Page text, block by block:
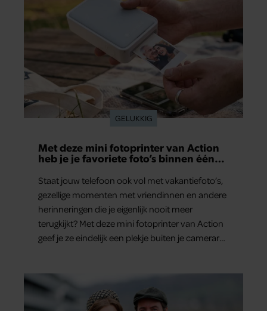
GELUKKIG
Met deze mini fotoprinter van Action
heb je je favoriete foto’s binnen één
Staat jouw telefoon ook vol met vakantiefoto’s,
gezellige momenten met vriendinnen en andere
herinneringen die je eigenlijk nooit meer
terugkijkt? Met deze mini fotoprinter van Action
geef je ze eindelijk een plekje buiten je camerarol.